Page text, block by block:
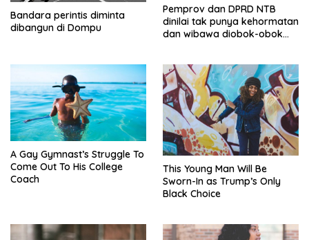
Bandara perintis diminta
dibangun di Dompu
Pemprov dan DPRD NTB
dinilai tak punya kehormatan
dan wibawa diobok-obok
A Gay Gymnast’s Struggle To
Come Out To His College
Coach
This Young Man Will Be
Sworn-In as Trump’s Only
Black Choice